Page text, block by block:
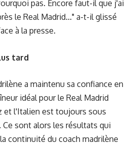
pas. Encore faut-il que j'ai
le Real Madrid..." a-t-il glissé
à la presse.
tard
a maintenu sa confiance en
idéal pour le Real Madrid
et l'Italien est toujours sous
sont alors les résultats qui
continuité du coach madrilène